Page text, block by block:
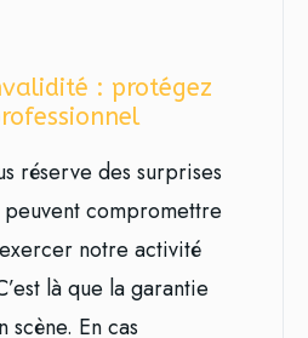
: protégez
réserve des surprises
compromettre
notre activité
là que la garantie
En cas